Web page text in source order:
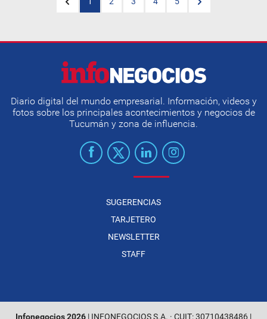
Diario digital del mundo empresarial. Información, videos y
fotos sobre los principales acontecimientos y negocios de
Tucumán y zona de influencia.
SUGERENCIAS
TARJETERO
NEWSLETTER
STAFF
Infonegocios 2026 | INFONEGOCIOS S.A. · CUIT: 30710438486 |